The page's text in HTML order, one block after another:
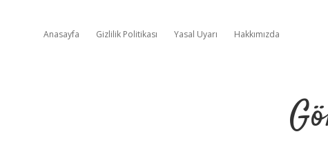
Anasayfa Gizlilik Politikası Yasal Uyarı Hakkımızda